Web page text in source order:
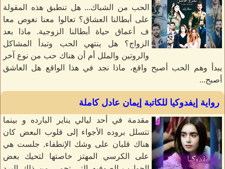
الحب من الشباك... هل تنطبق هذه المقولة
على أبطالنا العشاق؟ تعالوا معنا نغوص معا
ف أعماق حياة أبطالنا الزوجية. ماذا بعد
الزواج؟ هل ينتهي الحب وتبدأ المشاكل
والروتين والملل أم أن هناك حب من نوع آخر
يبدأ وهم الحب أصبح واقع، ماذا نجد في هذا الواقع هل العاشق
أصبح...
رواية إيفدوكيا للكاتبة إيمان عادل كاملة
مقدمة في أحد ليالي يناير البارده و بينما
تتسلل بروده الأجواء إلى قلوب البعض كان
هناك قلبان على وشك الإنطفاء. جلست هي
على الكرسي المهتز خاصتها لتحيك بعض